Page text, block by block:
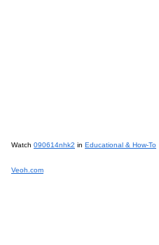
Watch 090614nhk2 in Educational & How-To
Veoh.com